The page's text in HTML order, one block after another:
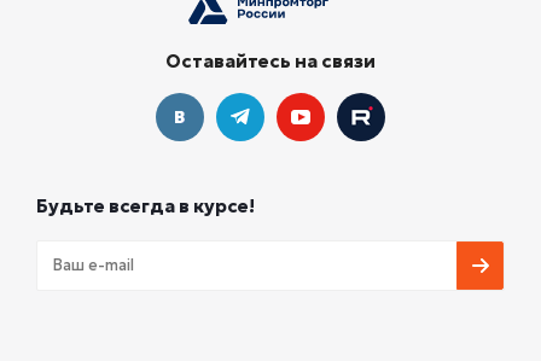
Оставайтесь на связи
Будьте всегда в курсе!